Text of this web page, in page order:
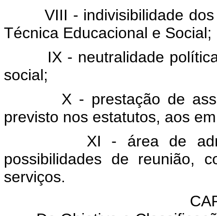
VIII - indivisibilidade dos
Técnica Educacional e Social;
IX - neutralidade política
social;
X - prestação de
previsto nos estatutos, aos
XI - área de
possibilidades de reunião,
serviços.